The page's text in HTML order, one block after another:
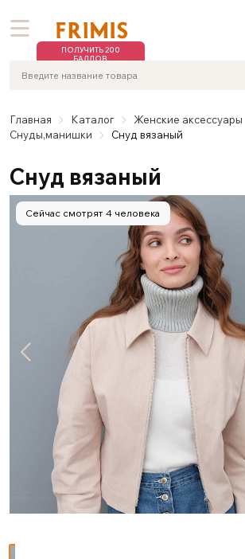
ПОЛУЧИТЬ 200
БАЛЛОВ
Главная Каталог
Женские аксессуары
Снуды,манишки
Снуд вязаный
Снуд вязаный
Сейчас смотрят 4 человека